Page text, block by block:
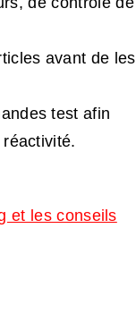
avant de les
test afin
et les conseils